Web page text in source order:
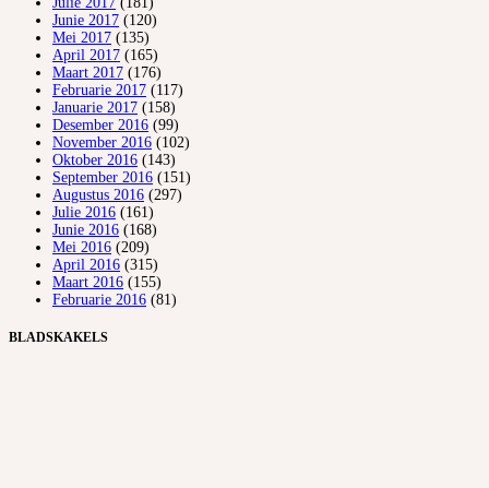
Junie 2017 (120)
Mei 2017 (135)
April 2017 (165)
Maart 2017 (176)
Februarie 2017 (117)
Januarie 2017 (158)
Desember 2016 (99)
November 2016 (102)
Oktober 2016 (143)
September 2016 (151)
Augustus 2016 (297)
Julie 2016 (161)
Junie 2016 (168)
Mei 2016 (209)
April 2016 (315)
Maart 2016 (155)
Februarie 2016 (81)
BLADSKAKELS